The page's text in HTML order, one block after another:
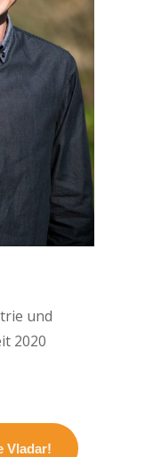
und
2020
Vladar!